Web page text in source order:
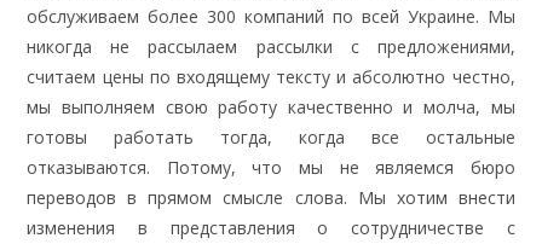
обслуживаем более 300 компаний по всей Украине. Мы
никогда не рассылаем рассылки с предложениями,
считаем цены по входящему тексту и абсолютно честно,
мы выполняем свою работу качественно и молча, мы
готовы работать тогда, когда все остальные
отказываются. Потому, что мы не являемся бюро
переводов в прямом смысле слова. Мы хотим внести
изменения в представления о сотрудничестве с